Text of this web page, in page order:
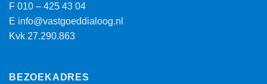
F 010 – 425 43 04
E info@vastgoeddialoog.nl
Kvk 27.290.863
BEZOEKADRES